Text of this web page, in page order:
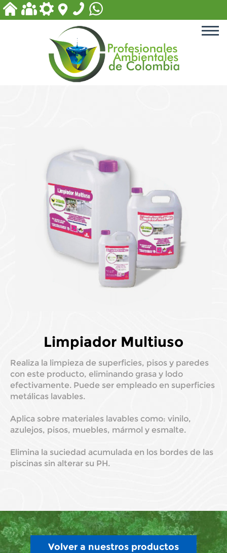
ACCESORIOS PARA PISCINA
EQUIPOS PARA PLANTAS
DE TRATAMIENTO
PRODUCTOS PARA PISCINAS
Limpiador Multiuso
Realiza la limpieza de superficies, pisos y paredes
con este producto, eliminando grasa y lodo
efectivamente. Puede ser empleado en superficies
metálicas lavables.
Aplica sobre materiales lavables como: vinilo,
azulejos, pisos, muebles, mármol y esmalte.
Elimina la suciedad acumulada en los bordes de las
piscinas sin alterar su PH.
Volver a nuestros productos